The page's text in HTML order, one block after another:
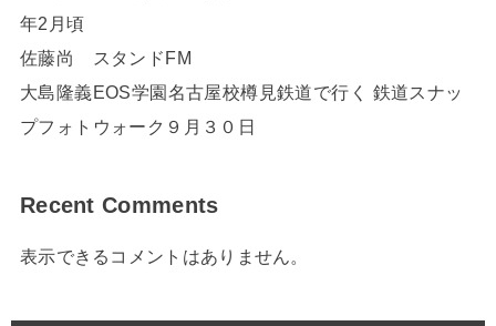
年2月頃
佐藤尚 スタンドFM
大島隆義EOS学園名古屋校樽見鉄道で行く 鉄道スナッ
プフォトウォーク９月３０日
Recent Comments
表示できるコメントはありません。